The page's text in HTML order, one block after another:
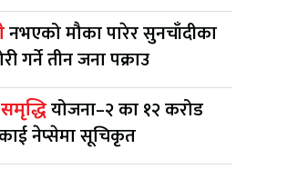
नभएको मौका पारेर सुनचाँदीका
गर्ने तीन जना पक्राउ
योजना–२ का १२ करोड
नेप्सेमा सूचिकृत